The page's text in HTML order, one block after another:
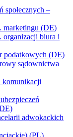
społecznych –
marketingu (DE)
biura i
podatkowych (DE)
sądownictwa
adwokackich
(PL)